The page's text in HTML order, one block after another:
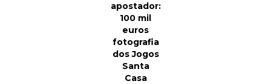
apostador:
100 mil
euros
fotografia
dos Jogos
Santa
Casa